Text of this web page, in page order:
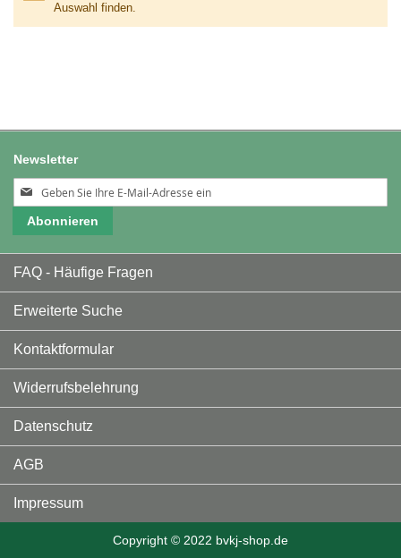
Auswahl finden.
Newsletter
Melden
Sie
sich
unseren
Newsletter
an:
Abonnieren
FAQ - Häufige Fragen
Erweiterte Suche
Kontaktformular
Widerrufsbelehrung
Datenschutz
AGB
Impressum
Copyright © 2022 bvkj-shop.de